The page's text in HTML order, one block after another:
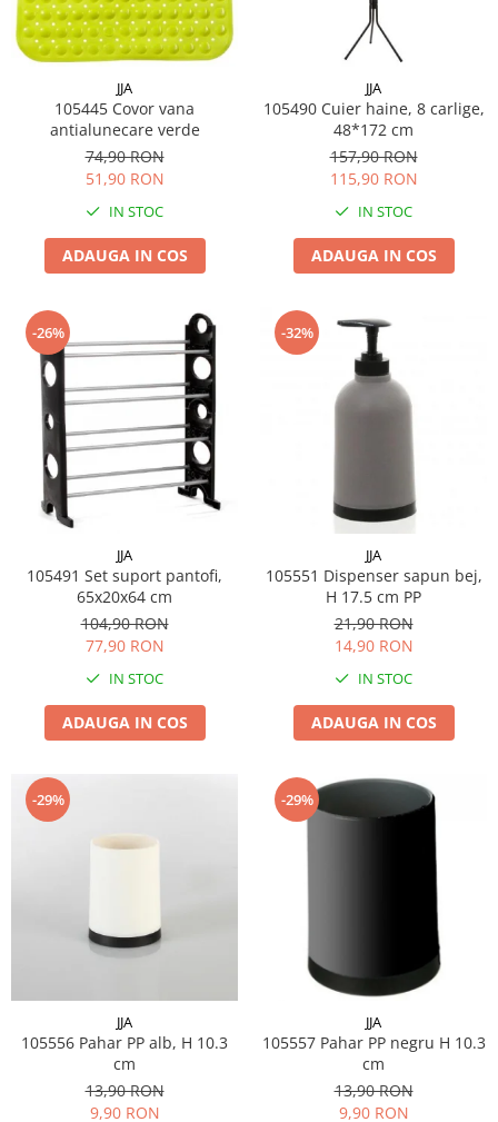
JJA
105445 Covor vana
antialunecare verde
74,90 RON
51,90 RON
IN STOC
ADAUGA IN COS
JJA
105490 Cuier haine, 8 carlige,
48*172 cm
157,90 RON
115,90 RON
IN STOC
ADAUGA IN COS
-26%
JJA
105491 Set suport pantofi,
65x20x64 cm
104,90 RON
77,90 RON
IN STOC
ADAUGA IN COS
-32%
JJA
105551 Dispenser sapun bej,
H 17.5 cm PP
21,90 RON
14,90 RON
IN STOC
ADAUGA IN COS
-29%
JJA
105556 Pahar PP alb, H 10.3
cm
13,90 RON
9,90 RON
-29%
JJA
105557 Pahar PP negru H 10.3
cm
13,90 RON
9,90 RON